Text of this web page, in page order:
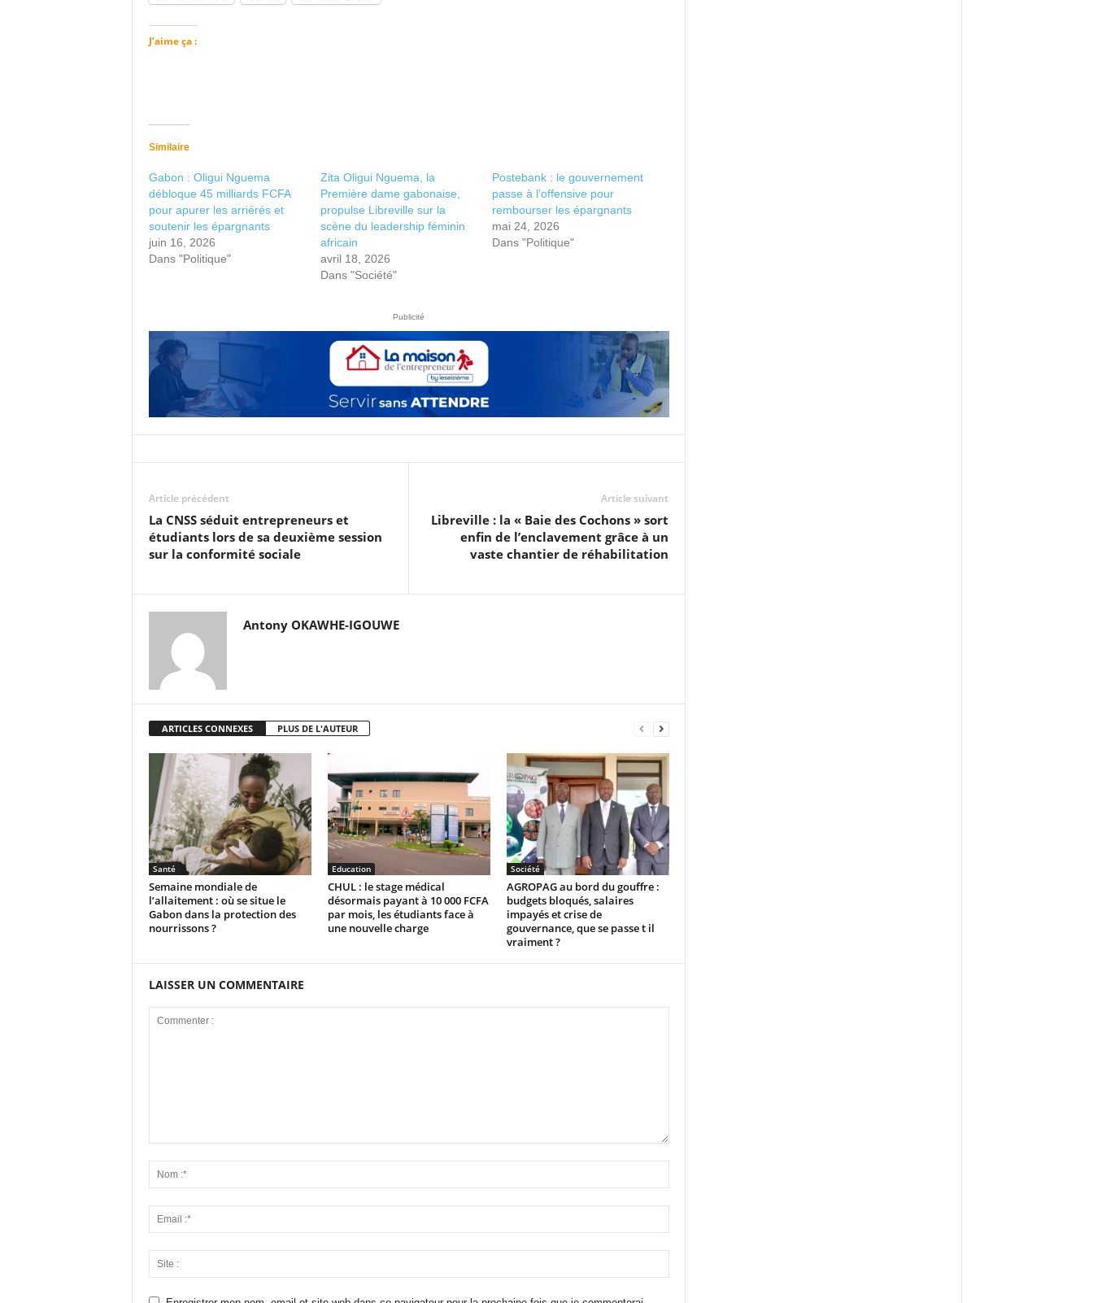
J’aime ça :
Similaire
Gabon : Oligui Nguema
débloque 45 milliards FCFA
pour apurer les arriérés et
soutenir les épargnants
juin 16, 2026
Dans "Politique"
Zita Oligui Nguema, la
Première dame gabonaise,
propulse Libreville sur la
scène du leadership féminin
africain
avril 18, 2026
Dans "Société"
Postebank : le gouvernement
passe à l’offensive pour
rembourser les épargnants
mai 24, 2026
Dans "Politique"
Publicité
Article précédent
La CNSS séduit entrepreneurs et
étudiants lors de sa deuxième session
sur la conformité sociale
Article suivant
Libreville : la « Baie des Cochons » sort
enfin de l’enclavement grâce à un
vaste chantier de réhabilitation
Antony OKAWHE-IGOUWE
ARTICLES CONNEXES PLUS DE L'AUTEUR
Santé
Semaine mondiale de
l’allaitement : où se situe le
Gabon dans la protection des
nourrissons ?
Education
CHUL : le stage médical
désormais payant à 10 000 FCFA
par mois, les étudiants face à
une nouvelle charge
Société
AGROPAG au bord du gouffre :
budgets bloqués, salaires
impayés et crise de
gouvernance, que se passe t il
vraiment ?
LAISSER UN COMMENTAIRE